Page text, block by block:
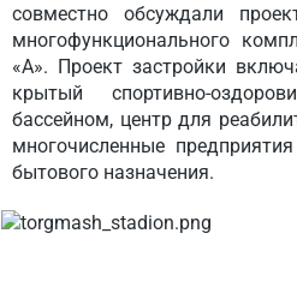
совместно обсуждали
многофункционального
«А». Проект застройки
крытый спортивно-
бассейном, центр для
многочисленные
бытового назначения.